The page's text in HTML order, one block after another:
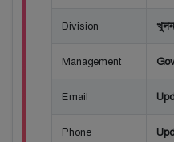
Division
Management
Email
Phone